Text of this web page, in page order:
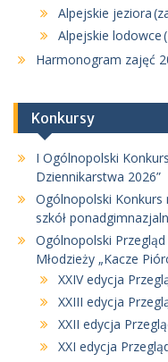
Alpejskie jeziora
Alpejskie lodowce
Harmonogram zajęć
Konkursy
I Ogólnopolski
Dziennikarstwa 2026”
Ogólnopolski Konkurs
szkół
Ogólnopolski
Młodzieży „Kacze
XXIV edycja
XXIII edycja
XXII edycja
XXI edycja